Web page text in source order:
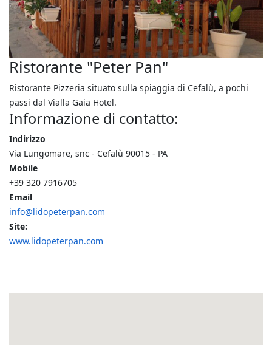
Ristorante "Peter Pan"
Ristorante Pizzeria situato sulla spiaggia di Cefalù, a pochi
passi dal Vialla Gaia Hotel.
Informazione di contatto:
Indirizzo
Via Lungomare, snc - Cefalù 90015 - PA
Mobile
+39 320 7916705
Email
info@lidopeterpan.com
Site:
www.lidopeterpan.com